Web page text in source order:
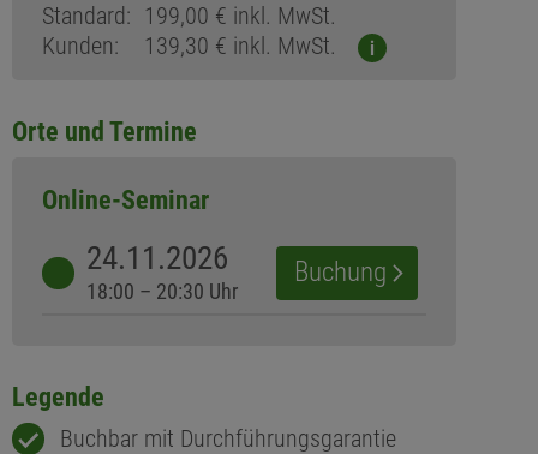
Standard: 199,00 € inkl. MwSt.
Kunden:
139,30 € inkl. MwSt. i
Orte und Termine
Online-Seminar
24.11.2026
18:00 – 20:30 Uhr
Buchung
Legende
Buchbar mit Durchführungsgarantie